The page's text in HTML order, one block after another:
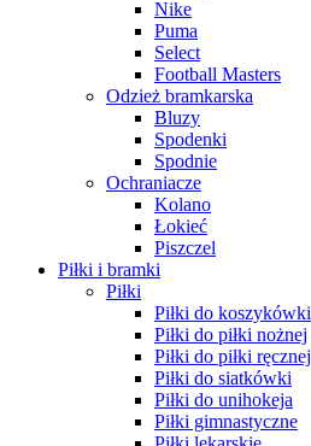
Nike
Puma
Select
Football Masters
Odzież bramkarska
Bluzy
Spodenki
Spodnie
Ochraniacze
Kolano
Łokieć
Piszczel
Piłki i bramki
Piłki
Piłki do koszykówki
Piłki do piłki nożnej
Piłki do piłki ręcznej
Piłki do siatkówki
Piłki do unihokeja
Piłki gimnastyczne